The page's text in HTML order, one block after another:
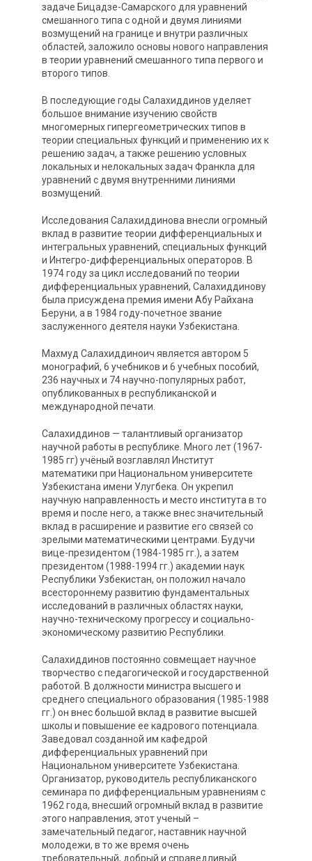
задаче Бицадзе-Самарского для уравнений
смешанного типа с одной и двумя линиями
возмущений на границе и внутри различных
областей, заложило основы нового направления
в теории уравнений смешанного типа первого и
второго типов.
В последующие годы Салахиддинов уделяет
большое внимание изучению свойств
многомерных гипергеометрических типов в
теории специальных функций и применению их к
решению задач, а также решению условных
локальных и нелокальных задач Франкла для
уравнений с двумя внутренними линиями
возмущений.
Исследования Салахиддинова внесли огромный
вклад в развитие теории дифференциальных и
интегральных уравнений, специальных функций
и Интегро-дифференциальных операторов. В
1974 году за цикл исследований по теории
дифференциальных уравнений, Салахиддинову
была присуждена премия имени Абу Райхана
Беруни, а в 1984 году-почетное звание
заслуженного деятеля науки Узбекистана.
Махмуд Салахиддиноич является автором 5
монографий, 6 учебников и 6 учебных пособий,
236 научных и 74 научно-популярных работ,
опубликованных в республиканской и
международной печати.
Салахиддинов — талантливый организатор
научной работы в республике. Много лет (1967-
1985 гг) учёный возглавлял Институт
математики при Национальном университете
Узбекистана имени Улугбека. Он укрепил
научную направленность и место института в то
время и после него, а также внес значительный
вклад в расширение и развитие его связей со
зрелыми математическими центрами. Будучи
вице-президентом (1984-1985 гг.), а затем
президентом (1988-1994 гг.) академии наук
Республики Узбекистан, он положил начало
всестороннему развитию фундаментальных
исследований в различных областях науки,
научно-техническому прогрессу и социально-
экономическому развитию Республики.
Салахиддинов постоянно совмещает научное
творчество с педагогической и государственной
работой. В должности министра высшего и
среднего специального образования (1985-1988
гг.) он внес большой вклад в развитие высшей
школы и повышение ее кадрового потенциала.
Заведовал созданной им кафедрой
дифференциальных уравнений при
Национальном университете Узбекистана.
Организатор, руководитель республиканского
семинара по дифференциальным уравнениям с
1962 года, внесший огромный вклад в развитие
этого направления, этот ученый –
замечательный педагог, наставник научной
молодежи, в то же время очень
требовательный, добрый и справедливый